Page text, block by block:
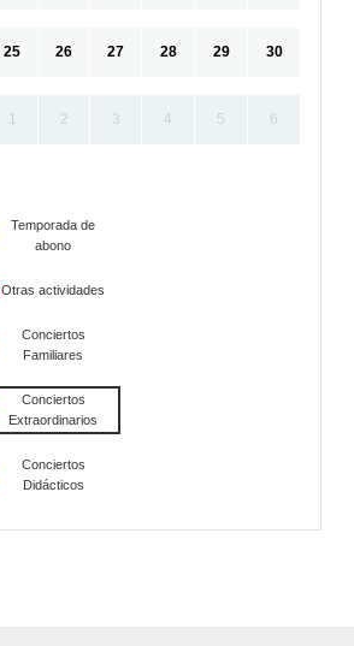
25 26 27 28 29 30
1 2 3 4 5 6
Temporada de
abono
Otras actividades
Conciertos
Familiares
Conciertos
Extraordinarios
Conciertos
Didácticos